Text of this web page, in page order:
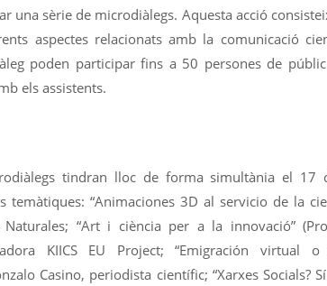
una sèrie de microdiàlegs. Aquesta acció
aspectes relacionats amb la comunicació
poden participar fins a 50 persones de
els assistents.
tindran lloc de forma simultània el
temàtiques: “Animaciones 3D al servicio de la
Naturales; “Art i ciència per a la innovació”
KIICS EU Project; “Emigración virtual
Casino, periodista científic; “Xarxes Socials?